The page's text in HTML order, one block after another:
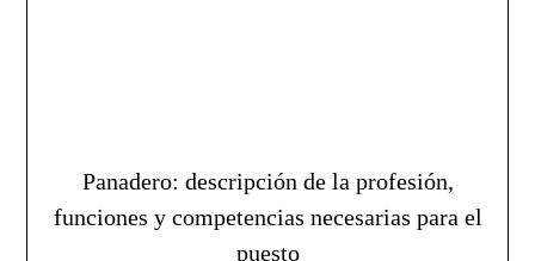
Panadero: descripción de la profesión,
funciones y competencias necesarias para el
puesto